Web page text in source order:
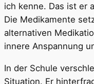
ich kenne. Das ist er
Die Medikamente
alternativen
innere Anspannung
In der Schule
Situation. Er